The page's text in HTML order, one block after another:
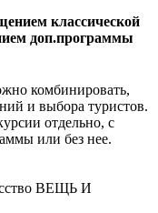
классической
доп.программы
комбинировать,
и выбора туристов.
отдельно, с
или без нее.
ВЕЩЬ И